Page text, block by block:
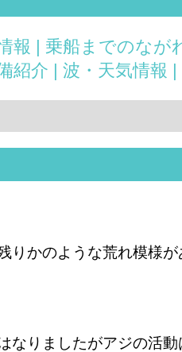
報 | 乗船までのなが
紹介 | 波・天気情報 |
りかのような荒れ模様
なりましたがアジの活